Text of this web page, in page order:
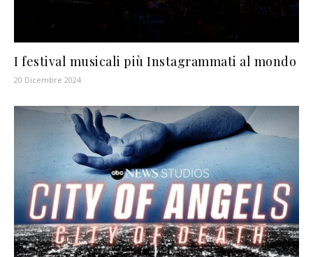
I festival musicali più Instagrammati al mondo
20 Dicembre 2024